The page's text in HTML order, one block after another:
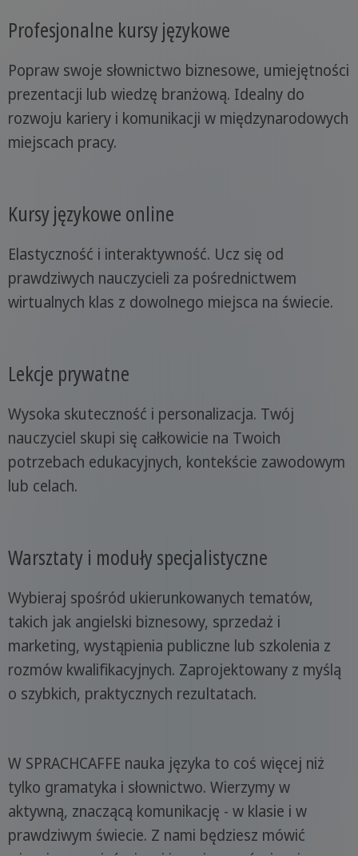
Profesjonalne kursy językowe
Popraw swoje słownictwo biznesowe, umiejętności
prezentacji lub wiedzę branżową. Idealny do
rozwoju kariery i komunikacji w międzynarodowych
miejscach pracy.
Kursy językowe online
Elastyczność i interaktywność. Ucz się od
prawdziwych nauczycieli za pośrednictwem
wirtualnych klas z dowolnego miejsca na świecie.
Lekcje prywatne
Wysoka skuteczność i personalizacja. Twój
nauczyciel skupi się całkowicie na Twoich
potrzebach edukacyjnych, kontekście zawodowym
lub celach.
Warsztaty i moduły specjalistyczne
Wybieraj spośród ukierunkowanych tematów,
takich jak angielski biznesowy, sprzedaż i
marketing, wystąpienia publiczne lub szkolenia z
rozmów kwalifikacyjnych. Zaprojektowany z myślą
o szybkich, praktycznych rezultatach.
W SPRACHCAFFE nauka języka to coś więcej niż
tylko gramatyka i słownictwo. Wierzymy w
aktywną, znaczącą komunikację - w klasie i w
prawdziwym świecie. Z nami będziesz mówić